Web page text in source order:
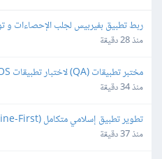
ربط تطبيق بفيربيس لجلب الإحصاءات و توقف
منذ 28 دقيقة
مختبر تطبيقات (QA) لاختبار تطبيقات iOS و Android
منذ 34 دقيقة
و iOS
منذ 37 دقيقة